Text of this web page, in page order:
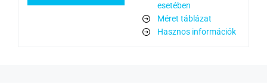
esetében
Méret táblázat
Hasznos információk